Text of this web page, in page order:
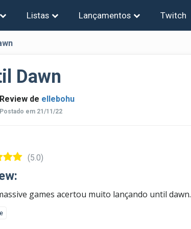
Listas Lançamentos Twitch
Dawn
Review de ellebohu
Postado em 21/11/22
(5.0)
games acertou muito lançando until dawn.